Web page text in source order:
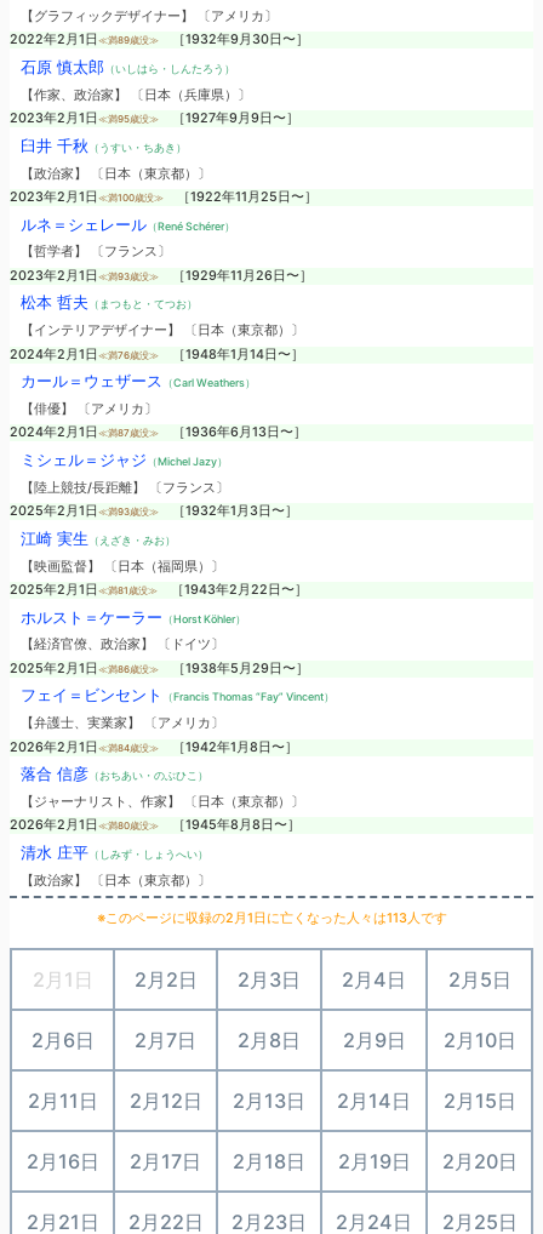
【グラフィックデザイナー】 〔アメリカ〕
2022年2月1日 ≪満89歳没≫ ［1932年9月30日〜］
石原 慎太郎（いしはら・しんたろう）
【作家、政治家】 〔日本（兵庫県）〕
2023年2月1日 ≪満95歳没≫ ［1927年9月9日〜］
臼井 千秋 （うすい・ちあき）
【政治家】 〔日本（東京都）〕
2023年2月1日 ≪満100歳没≫ ［1922年11月25日〜］
ルネ＝シェレール（René Schérer）
【哲学者】 〔フランス〕
2023年2月1日 ≪満93歳没≫ ［1929年11月26日〜］
松本 哲夫 （まつもと・てつお）
【インテリアデザイナー】 〔日本（東京都）〕
2024年2月1日 ≪満76歳没≫ ［1948年1月14日〜］
カール＝ウェザース （Carl Weathers）
【俳優】 〔アメリカ〕
2024年2月1日 ≪満87歳没≫ ［1936年6月13日〜］
ミシェル＝ジャジ （Michel Jazy）
【陸上競技/長距離】 〔フランス〕
2025年2月1日 ≪満93歳没≫ ［1932年1月3日〜］
江崎 実生 （えざき・みお）
【映画監督】 〔日本（福岡県）〕
2025年2月1日 ≪満81歳没≫ ［1943年2月22日〜］
ホルスト＝ケーラー （Horst Köhler）
【経済官僚、政治家】 〔ドイツ〕
2025年2月1日 ≪満86歳没≫ ［1938年5月29日〜］
フェイ＝ビンセント （Francis Thomas “Fay” Vincent）
【弁護士、実業家】 〔アメリカ〕
2026年2月1日 ≪満84歳没≫ ［1942年1月8日〜］
落合 信彦（おちあい・のぶひこ）
【ジャーナリスト、作家】 〔日本（東京都）〕
2026年2月1日 ≪満80歳没≫ ［1945年8月8日〜］
清水 庄平（しみず・しょうへい）
【政治家】 〔日本（東京都）〕
※このページに収録の2月1日に亡くなった人々は113人です
2月1日 2月2日 2月3日 2月4日 2月5日
2月6日 2月7日 2月8日 2月9日 2月10日
2月11日 2月12日 2月13日 2月14日 2月15日
2月16日 2月17日 2月18日 2月19日 2月20日
2月21日 2月22日 2月23日 2月24日 2月25日